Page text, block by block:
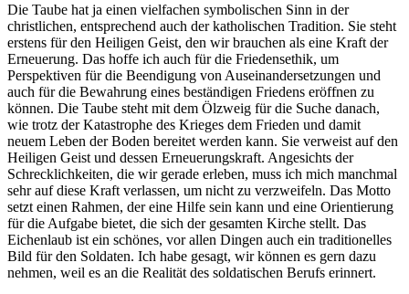
Die Taube hat ja einen vielfachen symbolischen Sinn in der
christlichen, entsprechend auch der katholischen Tradition. Sie steht
erstens für den Heiligen Geist, den wir brauchen als eine Kraft der
Erneuerung. Das hoffe ich auch für die Friedensethik, um
Perspektiven für die Beendigung von Auseinandersetzungen und
auch für die Bewahrung eines beständigen Friedens eröffnen zu
können. Die Taube steht mit dem Ölzweig für die Suche danach,
wie trotz der Katastrophe des Krieges dem Frieden und damit
neuem Leben der Boden bereitet werden kann. Sie verweist auf den
Heiligen Geist und dessen Erneuerungskraft. Angesichts der
Schrecklichkeiten, die wir gerade erleben, muss ich mich manchmal
sehr auf diese Kraft verlassen, um nicht zu verzweifeln. Das Motto
setzt einen Rahmen, der eine Hilfe sein kann und eine Orientierung
für die Aufgabe bietet, die sich der gesamten Kirche stellt. Das
Eichenlaub ist ein schönes, vor allen Dingen auch ein traditionelles
Bild für den Soldaten. Ich habe gesagt, wir können es gern dazu
nehmen, weil es an die Realität des soldatischen Berufs erinnert.